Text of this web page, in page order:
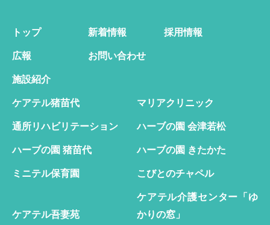
トップ 新着情報 採用情報
広報 お問い合わせ
施設紹介
ケアテル猪苗代 マリアクリニック
通所リハビリテーション ハーブの園 会津若松
ハーブの園 猪苗代 ハーブの園 きたかた
ミニテル保育園 こびとのチャペル
ケアテル吾妻苑
ケアテル介護センター「ゆ
かりの窓」